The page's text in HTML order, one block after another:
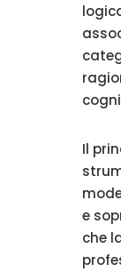
Il
e
che